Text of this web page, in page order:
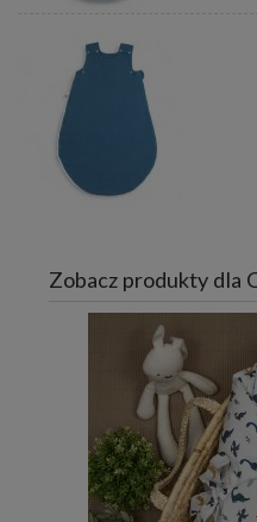
Zobacz produkty dla